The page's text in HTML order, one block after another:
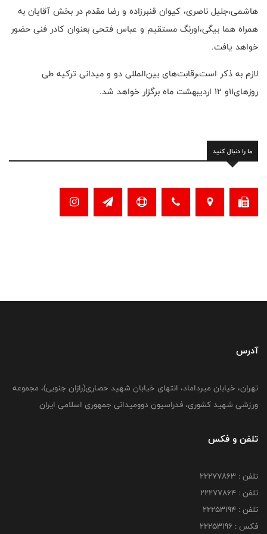
هاشمی،جلیل ناصری، کیوان قنبرزاده و رضا مقدم در بخش آقایان به
همراه هما بیگی،اورنگ مستقیم و عباس فتحی بعنوان کادر فنی حضور
خواهد یافت.
لازم به ذکر است،رقابت‌های بین‌المللی دو و میدانی ترکیه طی
روزهای۱۱و ۱۲ اردیبهشت ماه برگزار خواهد شد.
ما را دنبال کنید
آدرس
تهران، خیابان میرداماد، انتهای خیابان شهید حصاری(رازان جنوبی)، مجموعه
ورزشی شهید کشوری، فدراسیون دوومیدانی جمهوری اسلامی ایران
تلفن و فکس
تلفن : 22277863
تلفن : 22277864
تلفن : 22253194
فکس : 22253196